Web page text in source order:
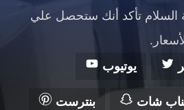
السلام تأكد أنك ستحصل علي
يوتيوب
شات بنترست